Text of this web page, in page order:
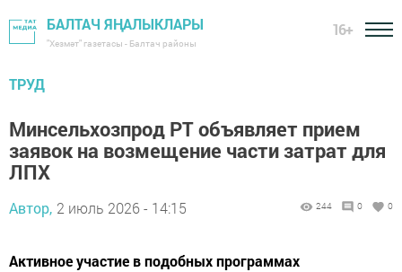
БАЛТАЧ ЯҢАЛЫКЛАРЫ
"Хезмәт" газетасы - Балтач районы
16+
ТРУД
Минсельхозпрод РТ объявляет прием
заявок на возмещение части затрат для
ЛПХ
Автор, 2 июль 2026 - 14:15 244 0 0
Активное участие в подобных программах